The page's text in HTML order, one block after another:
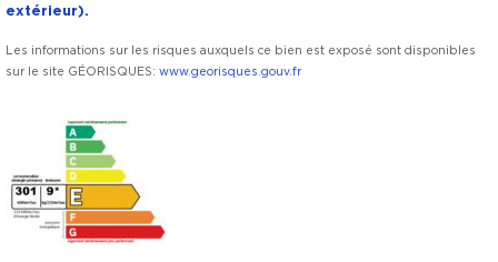
extérieur).
Les informations sur les risques auxquels ce bien est exposé sont disponibles
sur le site GÉORISQUES: www.georisques.gouv.fr